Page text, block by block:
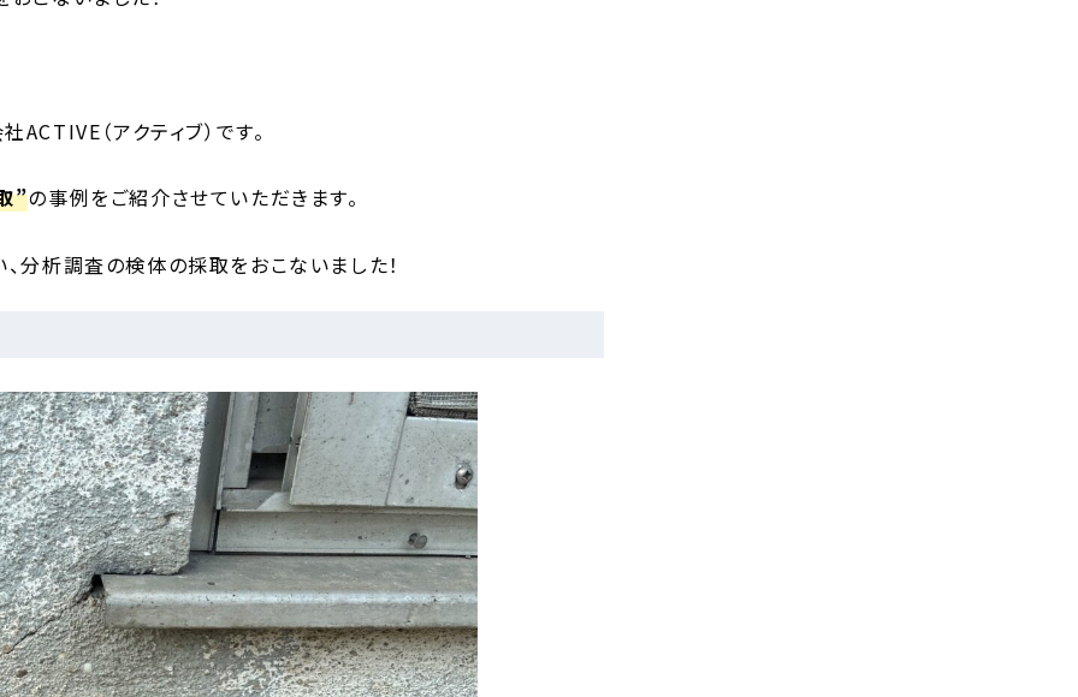
（アクティブ）です。
”の事例をご紹介させていただきます。
分析調査の検体の採取をおこないました！